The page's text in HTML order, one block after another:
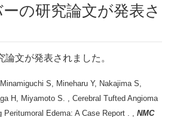
文が発表されました。
S, Mineharu Y, Nakajima S,
H, Miyamoto S. , Cerebral Tufted Angioma
Peritumoral Edema: A Case Report . , NMC